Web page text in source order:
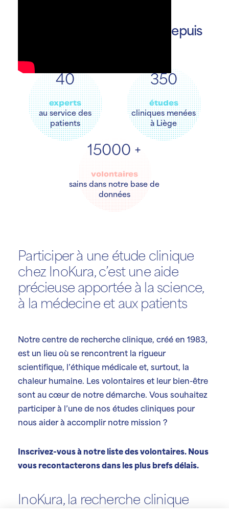
depuis
40
experts
au service des
patients
15000 +
volontaires
sains dans notre base de
données
350
études
cliniques menées
à Liège
Participer à une étude clinique
chez InoKura, c’est une aide
précieuse apportée à la science,
à la médecine et aux patients
Notre centre de recherche clinique, créé en 1983,
est un lieu où se rencontrent la rigueur
scientifique, l’éthique médicale et, surtout, la
chaleur humaine. Les volontaires et leur bien-être
sont au cœur de notre démarche. Vous souhaitez
participer à l’une de nos études cliniques pour
nous aider à accomplir notre mission ?
Inscrivez-vous à notre liste des volontaires. Nous
vous recontacterons dans les plus brefs délais.
InoKura, la recherche clinique